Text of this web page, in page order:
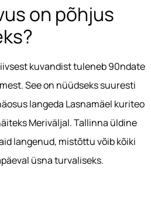
on põhjus
kuvandist tuleneb 90ndate
See on nüüdseks suuresti
langeda Lasnamäel kuriteo
Meriväljal. Tallinna üldine
langenud, mistõttu võib kõiki
üsna turvaliseks.